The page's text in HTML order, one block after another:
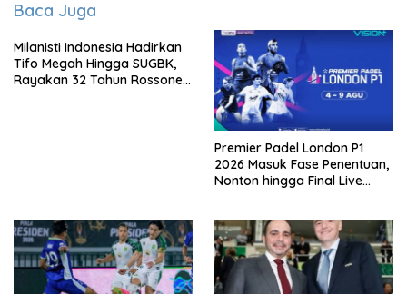
Baca Juga
Milanisti Indonesia Hadirkan
Tifo Megah Hingga SUGBK,
Rayakan 32 Tahun Rossoneri
Premier Padel London P1
2026 Masuk Fase Penentuan,
Nonton hingga Final Live